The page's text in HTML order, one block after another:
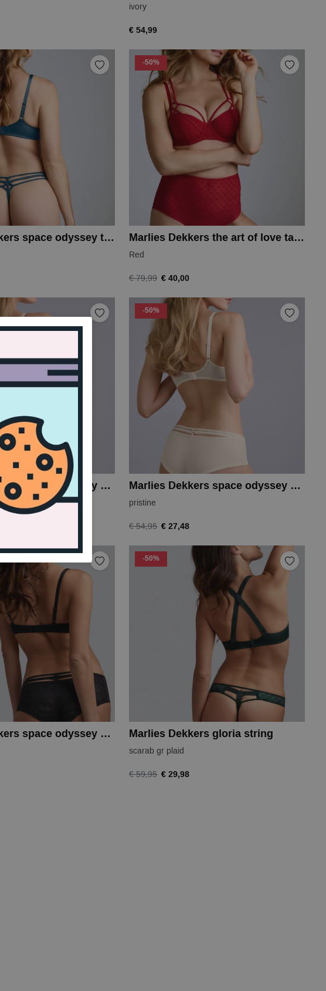
ivory
€ 54,99
Marlies Dekkers space odyssey thong
-50%
Marlies Dekkers the art of love taille
Red
€ 79,99 € 40,00
Marlies Dekkers space odyssey string
-50%
Marlies Dekkers space odyssey shorts
pristine
€ 54,95 € 27,48
Marlies Dekkers space odyssey short
-50%
Marlies Dekkers gloria string
scarab gr plaid
€ 59,95 € 29,98